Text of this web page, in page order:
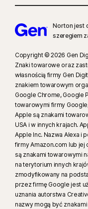
Norton jest
szeregiem
Copyright © 2026 Gen
Znaki towarowe oraz
własnością firmy Gen
znakiem towarowym
Google Chrome, Google
towarowymi firmy
Apple są znakami
USA i w innych krajach.
Apple Inc. Nazwa Alexa i
firmy Amazon.com lub jej
są znakami towarowymi
na terytorium innych
zmodyfikowany na
przez firmę Google jest
uznania autorstwa
nazwy mogą być